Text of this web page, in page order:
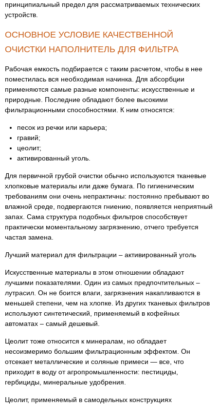
принципиальный предел для рассматриваемых технических
устройств.
ОСНОВНОЕ УСЛОВИЕ КАЧЕСТВЕННОЙ
ОЧИСТКИ НАПОЛНИТЕЛЬ ДЛЯ ФИЛЬТРА
Рабочая емкость подбирается с таким расчетом, чтобы в нее
поместилась вся необходимая начинка. Для абсорбции
применяются самые разные компоненты: искусственные и
природные. Последние обладают более высокими
фильтрационными способностями. К ним относятся:
песок из речки или карьера;
гравий;
цеолит;
активированный уголь.
Для первичной грубой очистки обычно используются тканевые
хлопковые материалы или даже бумага. По гигиеническим
требованиям они очень непрактичны: постоянно пребывают во
влажной среде, подвергаются гниению, появляется неприятный
запах. Сама структура подобных фильтров способствует
практически моментальному загрязнению, отчего требуется
частая замена.
Лучший материал для фильтрации – активированный уголь
Искусственные материалы в этом отношении обладают
лучшими показателями. Один из самых предпочтительных –
лутрасил. Он не боится влаги, загрязнения накапливаются в
меньшей степени, чем на хлопке. Из других тканевых фильтров
используют синтетический, применяемый в кофейных
автоматах – самый дешевый.
Цеолит тоже относится к минералам, но обладает
несоизмеримо большим фильтрационным эффектом. Он
отсекает металлические и соляные примеси — все, что
приходит в воду от агропромышленности: пестициды,
гербициды, минеральные удобрения.
Цеолит, применяемый в самодельных конструкциях